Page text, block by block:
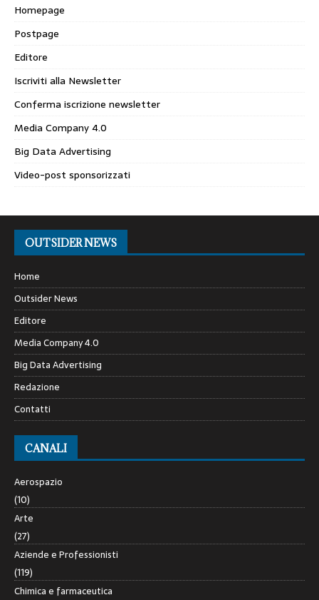
Homepage
Postpage
Editore
Iscriviti alla Newsletter
Conferma iscrizione newsletter
Media Company 4.0
Big Data Advertising
Video-post sponsorizzati
OUTSIDER NEWS
Home
Outsider News
Editore
Media Company 4.0
Big Data Advertising
Redazione
Contatti
CANALI
Aerospazio
(10)
Arte
(27)
Aziende e Professionisti
(119)
Chimica e farmaceutica